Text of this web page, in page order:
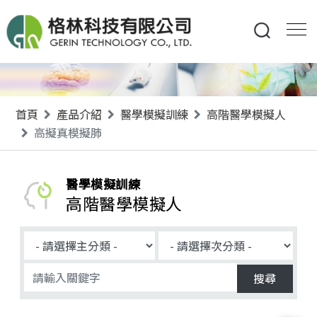
首頁 產品介紹 醫學模擬訓練
高階醫學模擬人
高擬真模擬肺
醫學模擬訓練
高階醫學模擬人
搜尋